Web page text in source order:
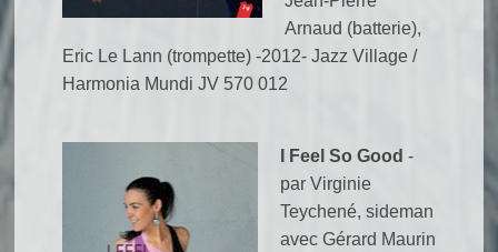
Arnaud (batterie),
Eric Le Lann (trompette) -2012- Jazz Village /
Harmonia Mundi JV 570 012
I Feel So Good -
par Virginie
Teychené, sideman
avec Gérard Maurin